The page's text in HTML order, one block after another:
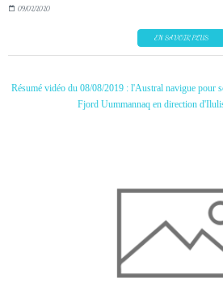
09/02/2020
EN SAVOIR PLUS
Résumé vidéo du 08/08/2019 : l'Austral navigue pour
Fjord Uummannaq en direction